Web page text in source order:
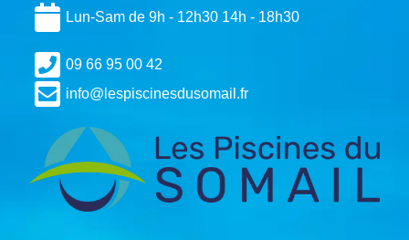
Lun-Sam de 9h - 12h30 14h - 18h30
09 66 95 00 42
info@lespiscinesdusomail.fr